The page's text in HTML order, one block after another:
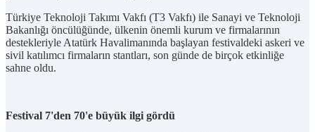
Türkiye Teknoloji Takımı Vakfı (T3 Vakfı) ile Sanayi ve Teknoloji
Bakanlığı öncülüğünde, ülkenin önemli kurum ve firmalarının
destekleriyle Atatürk Havalimanında başlayan festivaldeki askeri ve
sivil katılımcı firmaların stantları, son günde de birçok etkinliğe
sahne oldu.
Festival 7'den 70'e büyük ilgi gördü